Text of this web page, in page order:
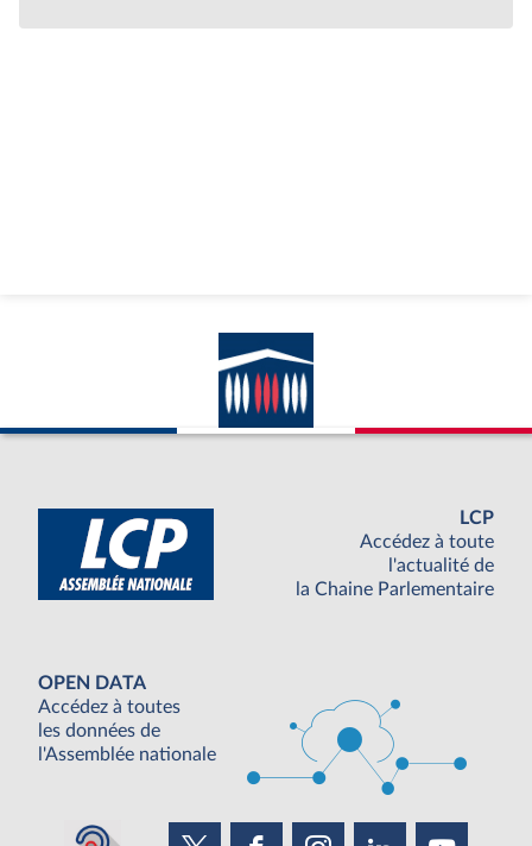
LCP
Accédez à toute
l'actualité de
la Chaine Parlementaire
OPEN DATA
Accédez à toutes
les données de
l'Assemblée nationale